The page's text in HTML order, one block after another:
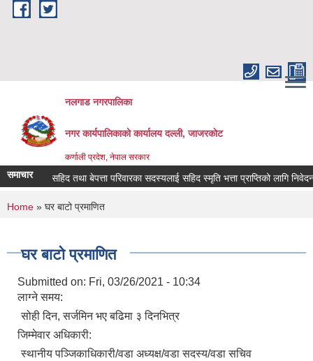
Skip to main content
नलगाड नगरपालिका
नगर कार्यपालिकाको कार्यालय दल्ली, जाजरकाेट
कर्णाली प्रदेश, नेपाल सरकार
समाचारसहिद तथा बेपत्ता परिवारका सदस्यलाई सहिद स्मृति भत्ता प्राप्तिको लागि निवेदन
You are here
Home » घर बाटो प्रमाणित
घर बाटो प्रमाणित
Submitted on: Fri, 03/26/2021 - 10:34
लाग्ने समय:
सोही दिन, सर्जमिन भए बढिमा ३ दिनभित्र
जिम्मेवार अधिकारी:
स्थानीय पञ्जिकाधिकारी/वडा अध्यक्ष/वडा सदस्य/वडा सचिव